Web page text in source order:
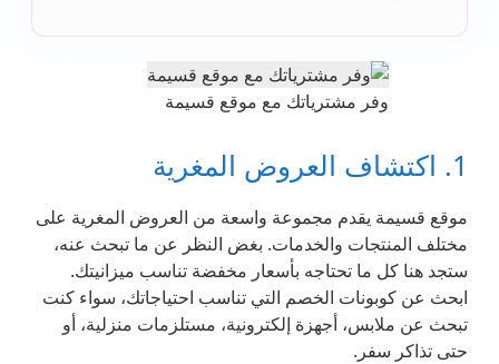
وفر مشترياتك مع موقع قسيمة
1. اكتشاف العروض المغرية
موقع قسيمة يقدم مجموعة واسعة من العروض المغرية على
مختلف المنتجات والخدمات. بغض النظر عن ما تبحث عنه،
ستجد هنا كل ما تحتاجه بأسعار مخفضة تناسب ميزانيتك.
ابحث عن كوبونات الخصم التي تناسب احتياجاتك، سواء كنت
تبحث عن ملابس، أجهزة إلكترونية، مستلزمات منزلية، أو
حتى تذاكر سفر.